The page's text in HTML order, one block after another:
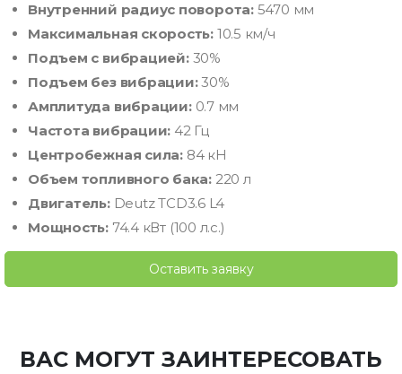
Внутренний радиус поворота:5470 мм
Максимальная скорость: 10.5 км/ч
Подъем с вибрацией:30%
Подъем без вибрации:30%
Амплитуда вибрации:0.7 мм
Частота вибрации: 42 Гц
Центробежная сила:84 кН
Объем топливного бака: 220 л
Двигатель:Deutz TCD3.6 L4
Мощность:74.4 кВт (100 л.с.)
Оставить заявку
ВАС МОГУТ ЗАИНТЕРЕСОВАТЬ